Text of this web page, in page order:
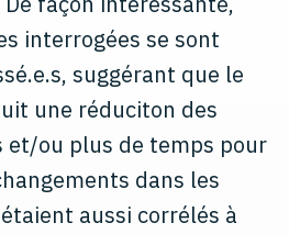
interrogées se sont
suggérant que le
une réduciton des
et/ou plus de temps pour
dans les
aussi corrélés à